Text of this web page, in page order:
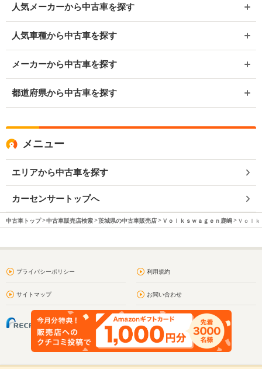
人気メーカーから中古車を探す
人気車種から中古車を探す
メーカーから中古車を探す
都道府県から中古車を探す
メニュー
エリアから中古車を探す
カーセンサートップへ
中古車トップ 中古車販売店検索 茨城県の中古車販売店 Ｖｏｌｋｓｗａｇｅｎ鹿嶋 Ｖｏｌ
プライバシーポリシー 利用規約
サイトマップ お問い合わせ